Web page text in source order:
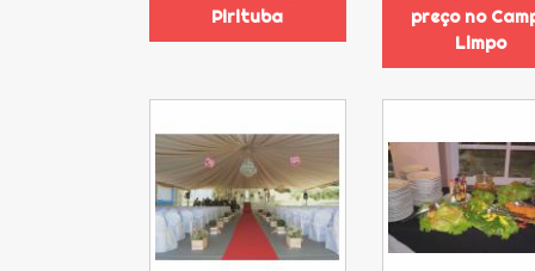
Pirituba
preço no
Limpo